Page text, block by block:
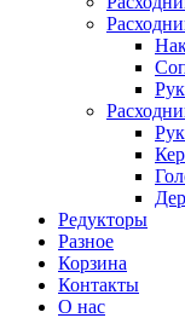
Редукторы
Разное
Корзина
Контакты
О нас